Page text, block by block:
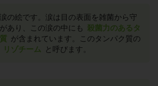
の絵です。涙は目の表面を雑菌から守
あり、この涙の中にも 殺菌力のあるタ
が含まれています。このタンパク質の
リゾチーム と呼びます。